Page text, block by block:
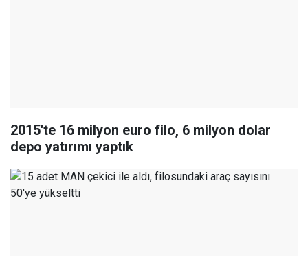
2015'te 16 milyon euro filo, 6 milyon dolar
depo yatırımı yaptık